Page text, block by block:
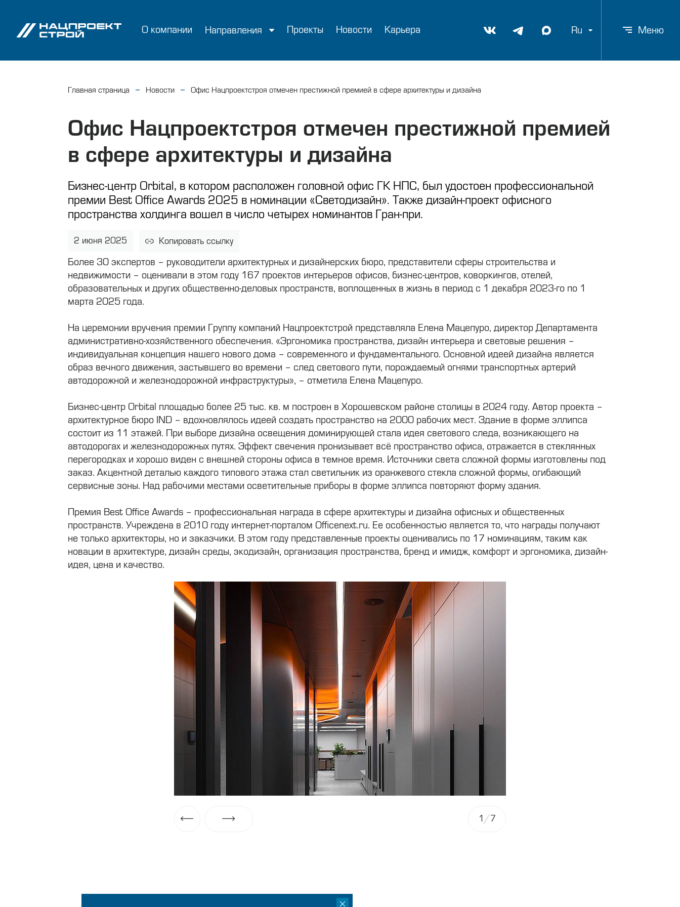
О компании Направления Проекты Новости Карьера Ru Меню
Главная страница Новости Офис Нацпроектстроя отмечен престижной премией в сфере архитектуры и дизайна
Офис Нацпроектстроя отмечен престижной премией
в сфере архитектуры и дизайна
Бизнес-центр Orbital, в котором расположен головной офис ГК НПС, был удостоен профессиональной
премии Best Office Awards 2025 в номинации «Светодизайн». Также дизайн-проект офисного
пространства холдинга вошел в число четырех номинантов Гран-при.
2 июня 2025 Копировать ссылку
1/7
Более 30 экспертов – руководители архитектурных и дизайнерских бюро, представители сферы строительства и
недвижимости – оценивали в этом году 167 проектов интерьеров офисов, бизнес-центров, коворкингов, отелей,
образовательных и других общественно-деловых пространств, воплощенных в жизнь в период с 1 декабря 2023-го по 1
марта 2025 года.
На церемонии вручения премии Группу компаний Нацпроектстрой представляла Елена Мацепуро, директор Департамента
административно-хозяйственного обеспечения. «Эргономика пространства, дизайн интерьера и световые решения –
индивидуальная концепция нашего нового дома – современного и фундаментального. Основной идеей дизайна является
образ вечного движения, застывшего во времени – след светового пути, порождаемый огнями транспортных артерий
автодорожной и железнодорожной инфраструктуры», – отметила Елена Мацепуро.
Бизнес-центр Orbital площадью более 25 тыс. кв. м построен в Хорошевском районе столицы в 2024 году. Автор проекта –
архитектурное бюро IND – вдохновлялось идеей создать пространство на 2000 рабочих мест. Здание в форме эллипса
состоит из 11 этажей. При выборе дизайна освещения доминирующей стала идея светового следа, возникающего на
автодорогах и железнодорожных путях. Эффект свечения пронизывает всё пространство офиса, отражается в стеклянных
перегородках и хорошо виден с внешней стороны офиса в темное время. Источники света сложной формы изготовлены под
заказ. Акцентной деталью каждого типового этажа стал светильник из оранжевого стекла сложной формы, огибающий
сервисные зоны. Над рабочими местами осветительные приборы в форме эллипса повторяют форму здания.
Премия Best Office Awards – профессиональная награда в сфере архитектуры и дизайна офисных и общественных
пространств. Учреждена в 2010 году интернет-порталом Officenext.ru. Ее особенностью является то, что награды получают
не только архитекторы, но и заказчики. В этом году представленные проекты оценивались по 17 номинациям, таким как
новации в архитектуре, дизайн среды, экодизайн, организация пространства, бренд и имидж, комфорт и эргономика, дизайн-
идея, цена и качество.